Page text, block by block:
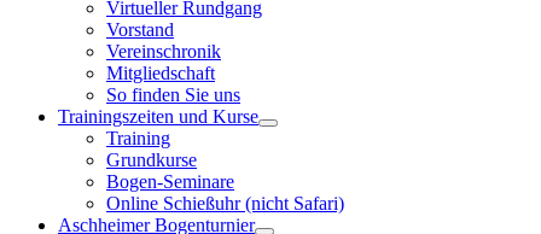
Virtueller Rundgang
Vorstand
Vereinschronik
Mitgliedschaft
So finden Sie uns
Trainingszeiten und Kurse
Training
Grundkurse
Bogen-Seminare
Online Schießuhr (nicht Safari)
Aschheimer Bogenturnier